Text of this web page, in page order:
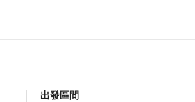
出發區間